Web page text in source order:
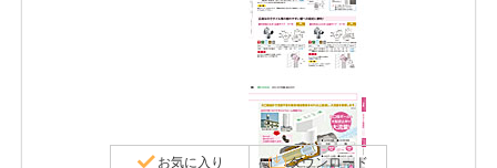
お気に入り ダウンロード